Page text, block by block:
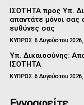
ΙΣΟΤΗΤΑ προς Υπ.
απαντάτε μόνοι σας
ευθύνες σας
ΚΥΠΡΟΣ 6 Αυγούστου 2026,
Υπ. Δικαιοσύνης:
ΙΣΟΤΗΤΑ
ΚΥΠΡΟΣ 6 Αυγούστου 2026,